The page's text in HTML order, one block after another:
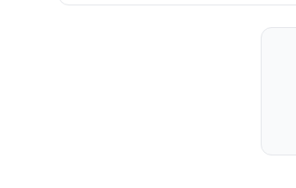
2026.07.14
30900312002930030350-4.11
326507.58
303007.64